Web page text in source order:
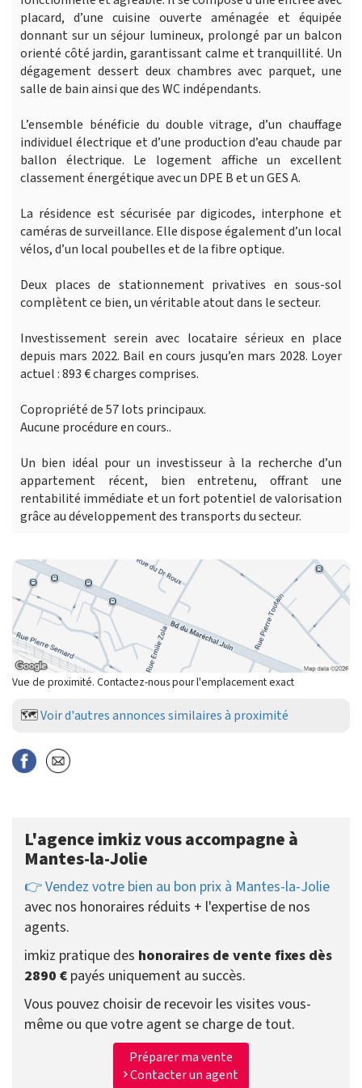
placard, d’une cuisine ouverte aménagée et équipée
donnant sur un séjour lumineux, prolongé par un balcon
orienté côté jardin, garantissant calme et tranquillité. Un
dégagement dessert deux chambres avec parquet, une
salle de bain ainsi que des WC indépendants.
L’ensemble bénéficie du double vitrage, d’un chauffage
individuel électrique et d’une production d’eau chaude par
ballon électrique. Le logement affiche un excellent
classement énergétique avec un DPE B et un GES A.
La résidence est sécurisée par digicodes, interphone et
caméras de surveillance. Elle dispose également d’un local
vélos, d’un local poubelles et de la fibre optique.
Deux places de stationnement privatives en sous-sol
complètent ce bien, un véritable atout dans le secteur.
Investissement serein avec locataire sérieux en place
depuis mars 2022. Bail en cours jusqu’en mars 2028. Loyer
actuel : 893 € charges comprises.
Copropriété de 57 lots principaux.
Aucune procédure en cours..
Un bien idéal pour un investisseur à la recherche d’un
appartement récent, bien entretenu, offrant une
rentabilité immédiate et un fort potentiel de valorisation
grâce au développement des transports du secteur.
Vue de proximité. Contactez-nous pour l'emplacement exact
🗺️Voir d'autres annonces similaires à proximité
L'agence imkiz vous accompagne à
Mantes-la-Jolie
👉 Vendez votre bien au bon prix à Mantes-la-Jolie
avec nos honoraires réduits + l'expertise de nos
agents.
imkiz pratique des honoraires de vente fixes dès
2890 € payés uniquement au succès.
Vous pouvez choisir de recevoir les visites vous-
même ou que votre agent se charge de tout.
Préparer ma vente
Contacter un agent